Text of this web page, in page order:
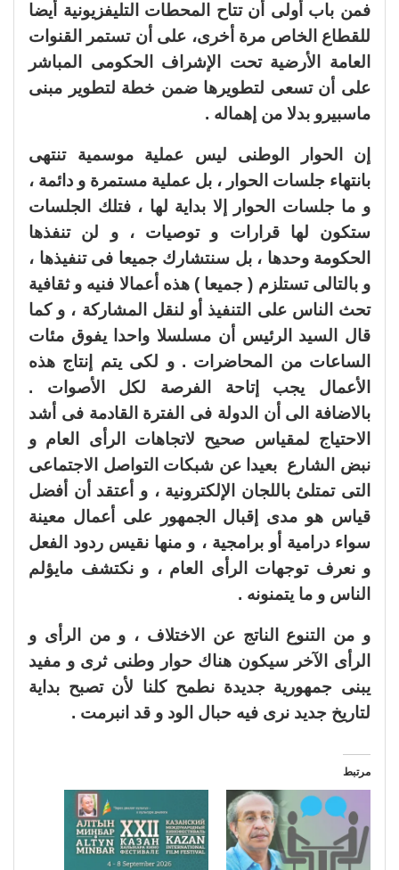
فمن باب أولى أن تتاح المحطات التليفزيونية أيضا
للقطاع الخاص مرة أخرى، على أن تستمر القنوات
العامة الأرضية تحت الإشراف الحكومى المباشر
على أن تسعى لتطويرها ضمن خطة لتطوير مبنى
ماسبيرو بدلا من إهماله .
إن الحوار الوطنى ليس عملية موسمية تنتهى
بانتهاء جلسات الحوار ، بل عملية مستمرة و دائمة ،
و ما جلسات الحوار إلا بداية لها ، فتلك الجلسات
ستكون لها قرارات و توصيات ، و لن تنفذها
الحكومة وحدها ، بل سنتشارك جميعا فى تنفيذها ،
و بالتالى تستلزم ( جميعا ) هذه أعمالا فنيه و ثقافية
تحث الناس على التنفيذ أو لنقل المشاركة ، و كما
قال السيد الرئيس أن مسلسلا واحدا يفوق مئات
الساعات من المحاضرات . و لكى يتم إنتاج هذه
الأعمال يجب إتاحة الفرصة لكل الأصوات .
بالاضافة الى أن الدولة فى الفترة القادمة فى أشد
الاحتياج لمقياس صحيح لاتجاهات الرأى العام و
نبض الشارع بعيدا عن شبكات التواصل الاجتماعى
التى تمتلئ باللجان الإلكترونية ، و أعتقد أن أفضل
قياس هو مدى إقبال الجمهور على أعمال معينة
سواء درامية أو برامجية ، و منها نقيس ردود الفعل
و نعرف توجهات الرأى العام ، و نكتشف مايؤلم
الناس و ما يتمنونه .
و من التنوع الناتج عن الاختلاف ، و من الرأى و
الرأى الآخر سيكون هناك حوار وطنى ثرى و مفيد
يبنى جمهورية جديدة نطمح كلنا لأن تصبح بداية
لتاريخ جديد نرى فيه حبال الود و قد انبرمت .
مرتبط